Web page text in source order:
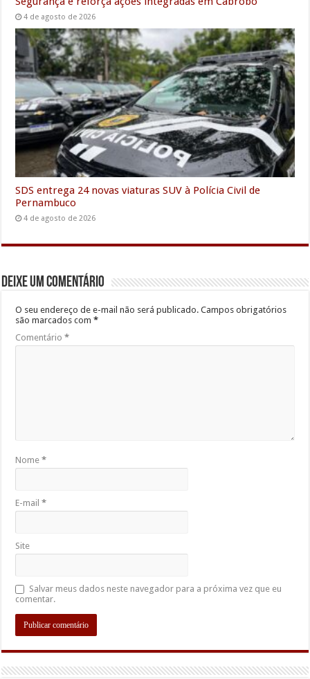
4 de agosto de 2026
SDS entrega 24 novas viaturas SUV à Polícia Civil de
Pernambuco
4 de agosto de 2026
Deixe um comentário
O seu endereço de e-mail não será publicado. Campos obrigatórios
são marcados com*
Comentário*
Nome*
E-mail*
Site
Salvar meus dados neste navegador para a próxima vez que eu
comentar.